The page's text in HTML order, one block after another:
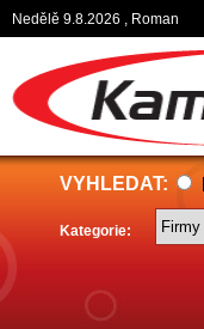
Nedělě 9.8.2026 , Roman
VYHLEDAT:
Kategorie: